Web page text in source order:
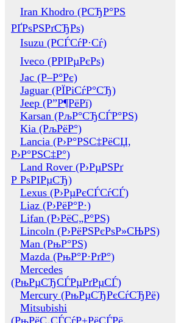
Iran Khodro (РСЂР°РЅ
РҐРѕРЅРґСЂРѕ)
Isuzu (РСЃСѓР·Сѓ)
Iveco (РРІРµРєРѕ)
Jac (Р–Р°Рє)
Jaguar (РЇРіСѓР°СЂ)
Jeep (Р”Р¶РёРї)
Karsan (РљР°СЂСЃР°РЅ)
Kia (РљРёР°)
Lancia (Р›Р°РЅС‡РёСЏ,
Р›Р°РЅС‡Р°)
Land Rover (Р›РµРЅРґ
Р РѕРІРµСЂ)
Lexus (Р›РµРєСЃСѓСЃ)
Liaz (Р›РёР°Р·)
Lifan (Р›РёС„Р°РЅ)
Lincoln (Р›РёРЅРєРѕР»СЊРЅ)
Man (РњР°РЅ)
Mazda (РњР°Р·РґР°)
Mercedes
(РњРµСЂСЃРµРґРµСЃ)
Mercury (РњРµСЂРєСѓСЂРё)
Mitsubishi
(РњРёС‚СЃСѓР±РёСЃРё,